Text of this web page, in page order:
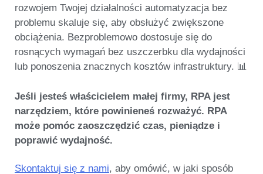
rozwojem Twojej działalności automatyzacja bez
problemu skaluje się, aby obsłużyć zwiększone
obciążenia. Bezproblemowo dostosuje się do
rosnących wymagań bez uszczerbku dla wydajności
lub ponoszenia znacznych kosztów infrastruktury. 📊
Jeśli jesteś właścicielem małej firmy, RPA jest
narzędziem, które powinieneś rozważyć. RPA
może pomóc zaoszczędzić czas, pieniądze i
poprawić wydajność.
Skontaktuj się z nami, aby omówić, w jaki sposób